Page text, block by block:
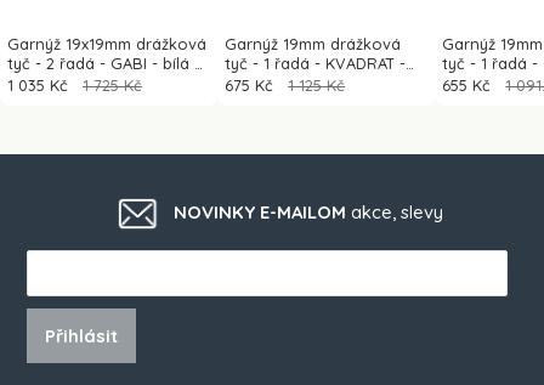
Garnýž 19x19mm drážková
tyč - 2 řadá - GABI - bílá a
černá
1 035 Kč 1 725 Kč
Garnýž 19mm drážková
tyč - 1 řadá - KVADRAT -
bílá a černá
675 Kč 1 125 Kč
Garnýž
tyč - 1 řadá -
černá
655 Kč 1
NOVINKY E-MAILOM akce, slevy
Přihlásit